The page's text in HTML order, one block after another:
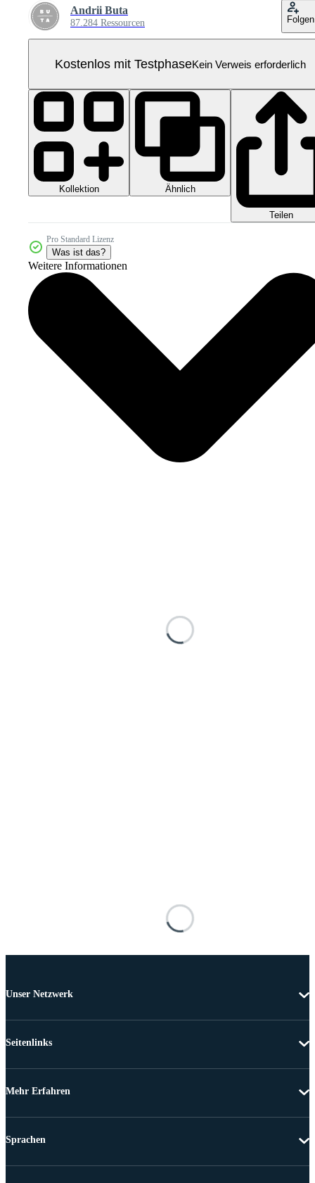
Andrii Buta
87.284 Ressourcen Folgen
Kostenlos mit TestphaseKein Verweis erforderlich
Kollektion Ähnlich
Teilen
Pro Standard Lizenz
Was ist das?
Weitere Informationen
Unser Netzwerk
Seitenlinks
Mehr Erfahren
Sprachen